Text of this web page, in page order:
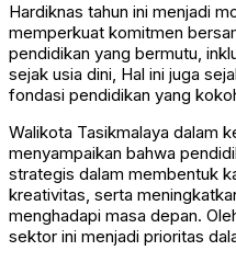
Hardiknas tahun ini menjadi
memperkuat komitmen
pendidikan yang bermutu,
sejak usia dini, Hal ini juga
fondasi pendidikan yang
Walikota Tasikmalaya dalam
menyampaikan bahwa
strategis dalam membentuk
kreativitas, serta
menghadapi masa depan.
sektor ini menjadi prioritas